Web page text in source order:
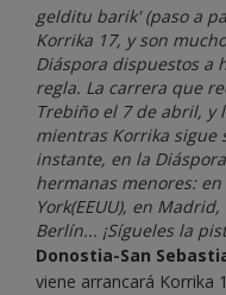
gelditu barik' (paso a
Korrika 17, y son
Diáspora dispuestos a
regla. La carrera que
Trebiño el 7 de abril, y
mientras Korrika sigue
instante, en la
hermanas menores:
York(EEUU), en
Berlín... ¡Sígueles la
Donostia-San
viene arrancará Korrika